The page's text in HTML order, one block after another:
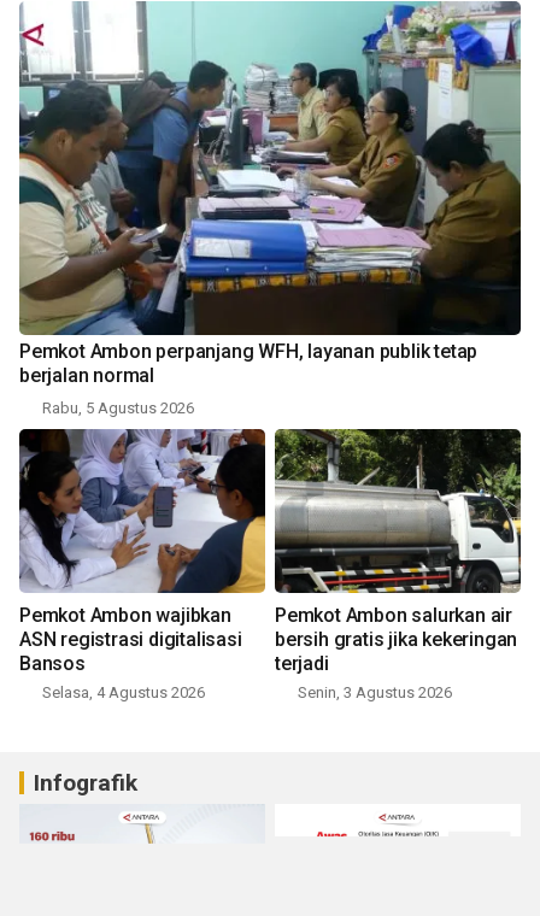
Pemkot Ambon perpanjang WFH, layanan publik tetap
berjalan normal
Rabu, 5 Agustus 2026
Pemkot Ambon wajibkan
ASN registrasi digitalisasi
Bansos
Selasa, 4 Agustus 2026
Pemkot Ambon salurkan air
bersih gratis jika kekeringan
terjadi
Senin, 3 Agustus 2026
Infografik